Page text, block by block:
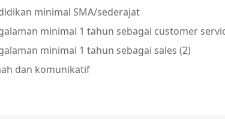
minimal SMA/sederajat
minimal 1 tahun sebagai customer
minimal 1 tahun sebagai sales (2)
dan komunikatif